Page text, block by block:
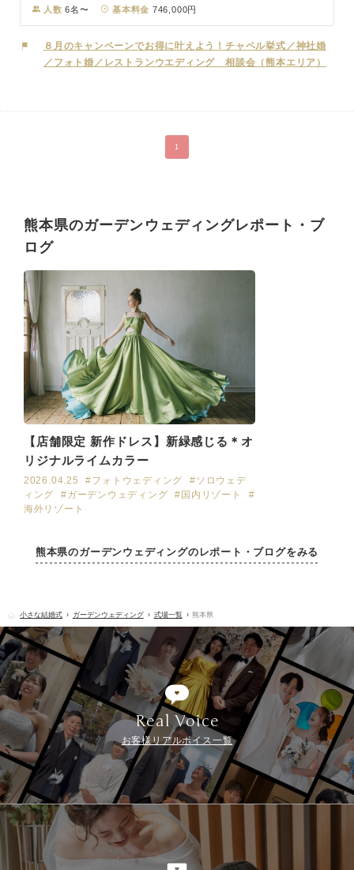
す。 まるで明治時代へタイムスリップしたかのような華麗で優雅な
非日常空間が、 おふたりとゲストをお迎えします。挙式は緑豊かな
ガーデンでのセレモニー、クラシカルな迎賓館ロビーでの人前式から
お選びいただけ、 披露宴では大牟田の文化や歴史を皿の上で表現
たりの永遠の誓いを見守り、 その記憶を後世に受け継ぎます。
人数 6名〜 基本料金 746,000円
８月のキャンペーンでお得に叶えよう！チャペル挙式／神社婚
／フォト婚／レストランウエディング 相談会（熊本エリア）
1
熊本県のガーデンウェディングレポート・ブ
ログ
熊本県のガーデンウェディングのレポート・ブログをみる
【店舗限定 新作ドレス】新緑感じる＊オ
リジナルライムカラー
2026.04.25 #フォトウェディング
#ソロウェデ
ィング
#ガーデンウェディング #国内リゾート
#
海外リゾート
小さな結婚式 ガーデンウェディング 式場一覧 熊本県
Real Voice
お客様リアルボイス一覧